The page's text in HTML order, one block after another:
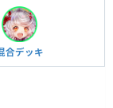
合デッキ